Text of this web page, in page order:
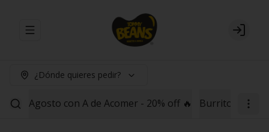
Abrir menu de navegación Login
¿Dónde quieres pedir?
Agosto con A de Acomer - 20% off 🔥 Burritos Red